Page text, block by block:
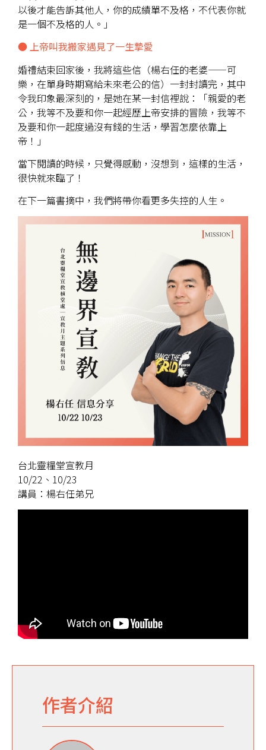
以後才能告訴其他人，你的成績單不及格，不代表你就
是一個不及格的人。」
● 上帝叫我搬家遇見了一生摯愛
婚禮結束回家後，我將這些信（楊右任的老婆——可
樂，在單身時期寫給未來老公的信）一封封讀完，其中
令我印象最深刻的，是她在某一封信裡說：「親愛的老
公，我等不及要和你一起經歷上帝安排的冒險，我等不
及要和你一起度過沒有錢的生活，學習怎麼依靠上
帝！」
當下閱讀的時候，只覺得感動，沒想到，這樣的生活，
很快就來臨了！
在下一篇書摘中，我們將帶你看更多失控的人生。
台北靈糧堂宣教月
10/22、10/23
講員：楊右任弟兄
作者介紹